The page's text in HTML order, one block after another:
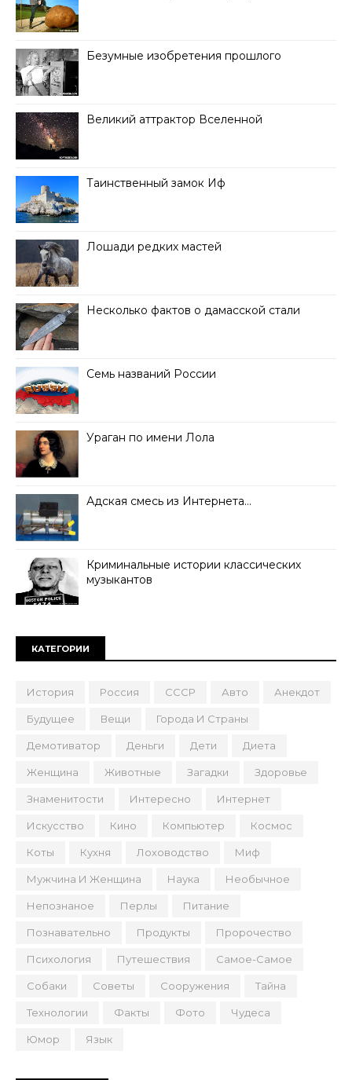
Безумные изобретения прошлого
Великий аттрактор Вселенной
Таинственный замок Иф
Лошади редких мастей
Несколько фактов о дамасской стали
Семь названий России
Ураган по имени Лола
Адская смесь из Интернета…
Криминальные истории классических
музыкантов
КАТЕГОРИИ
История Россия СССР Авто Анекдот
Будущее Вещи Города И Страны
Демотиватор Деньги Дети Диета
Женщина Животные Загадки Здоровье
Знаменитости Интересно Интернет
Искусство Кино Компьютер Космос
Коты Кухня Лоховодство Миф
Мужчина И Женщина Наука Необычное
Непознаное Перлы Питание
Познавательно Продукты Пророчество
Психология Путешествия Самое-Самое
Собаки Советы Сооружения Тайна
Технологии Факты Фото Чудеса
Юмор Язык